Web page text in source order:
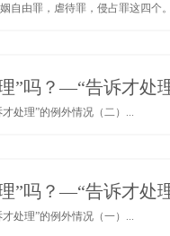
自由罪，虐待罪，侵占罪这四个
”吗？—“告诉才处
处理”的例外情况（二）...
”吗？—“告诉才处
处理”的例外情况（一）...